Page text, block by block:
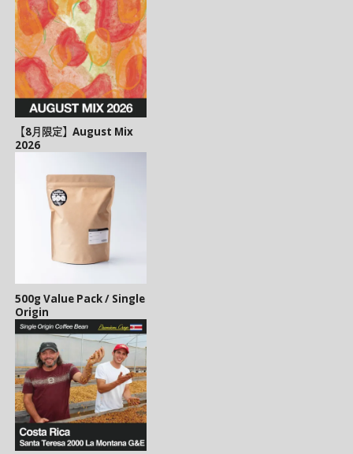
【8月限定】August Mix
2026
500g Value Pack / Single
Origin